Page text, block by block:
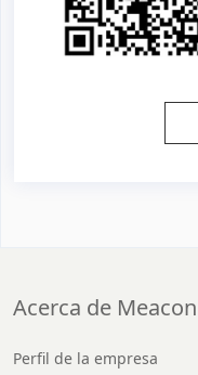
Acerca de Meacon
Perfil de la empresa